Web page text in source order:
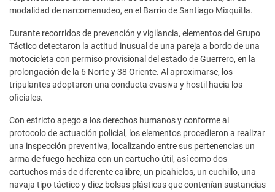
modalidad de narcomenudeo, en el Barrio de Santiago Mixquitla.
Durante recorridos de prevención y vigilancia, elementos del Grupo
Táctico detectaron la actitud inusual de una pareja a bordo de una
motocicleta con permiso provisional del estado de Guerrero, en la
prolongación de la 6 Norte y 38 Oriente. Al aproximarse, los
tripulantes adoptaron una conducta evasiva y hostil hacia los
oficiales.
Con estricto apego a los derechos humanos y conforme al
protocolo de actuación policial, los elementos procedieron a realizar
una inspección preventiva, localizando entre sus pertenencias un
arma de fuego hechiza con un cartucho útil, así como dos
cartuchos más de diferente calibre, un picahielos, un cuchillo, una
navaja tipo táctico y diez bolsas plásticas que contenían sustancias